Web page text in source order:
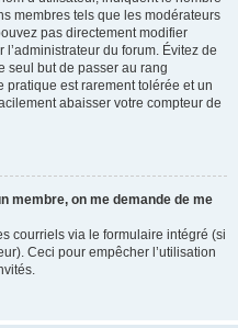
membres tels que les modérateurs
pas directement modifier
l’administrateur du forum. Évitez de
seul but de passer au rang
pratique est rarement tolérée et un
abaisser votre compteur de
membre, on me demande de me
courriels via le formulaire intégré (si
Ceci pour empêcher l’utilisation